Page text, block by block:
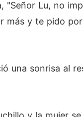
Lu, no
más y te pido
una sonrisa al